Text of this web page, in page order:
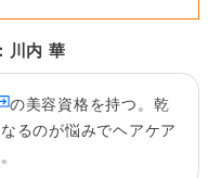
川内 華
の美容資格を持つ。乾
るのが悩みでヘアケア